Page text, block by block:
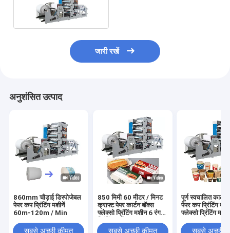
जारी रखें
अनुशंसित उत्पाद
860mm चौड़ाई डिस्पोजेबल
पेपर कप प्रिंटिंग मशीनें
60m-120m / Min
850 मिमी 60 मीटर / मिनट
क्राफ्ट पेपर कार्टन बॉक्स
फ्लेक्सो प्रिंटिंग मशीन 6 रंग
पूर्ण स्वचालित कार्टन
पेपर कप प्रिंटिंग
फ्लेक्सो प्रिंटिंग